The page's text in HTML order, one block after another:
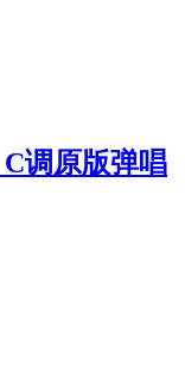
调原版弹唱